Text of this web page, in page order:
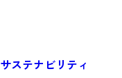
サステナビリティ